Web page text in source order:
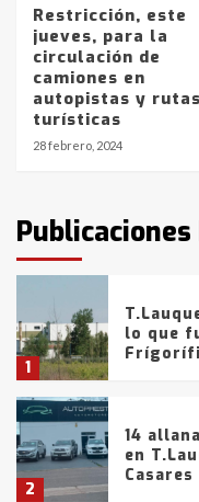
Restricción, este
jueves, para la
circulación de
camiones en
autopistas y rutas
turísticas
28 febrero, 2024
6
La
Blanca
con
fueron
tarde
1
lo que
2
14
en
Casares